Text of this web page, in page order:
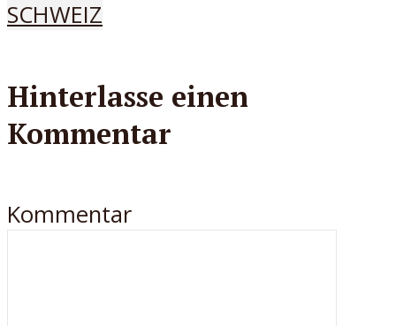
SCHWEIZ
Hinterlasse einen
Kommentar
Kommentar